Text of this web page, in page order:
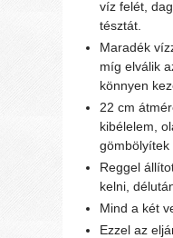
víz felét,
tésztát.
Maradék
míg elválik
könnyen
22 cm
kibélelem,
gömbölyítek
Reggel
kelni,
Mind a két
Ezzel az